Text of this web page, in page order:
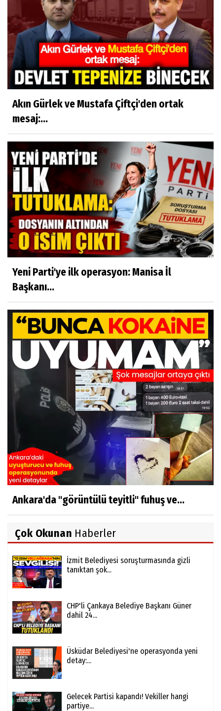
Akın Gürlek ve Mustafa Çiftçi'den ortak
mesaj:...
Yeni Parti'ye ilk operasyon: Manisa İl
Başkanı...
Ankara'da "görüntülü teyitli" fuhuş ve...
Çok Okunan Haberler
İzmit Belediyesi soruşturmasında gizli
tanıktan şok...
CHP'li Çankaya Belediye Başkanı Güner
dahil 24...
Üsküdar Belediyesi'ne operasyonda yeni
detay:...
Gelecek Partisi kapandı! Vekiller hangi
partiye...